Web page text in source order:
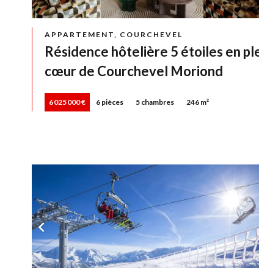
APPARTEMENT, COURCHEVEL
Résidence hôtelière 5 étoiles en
cœur de Courchevel Moriond
6 025 000 € 6 pièces 5 chambres 246 m²